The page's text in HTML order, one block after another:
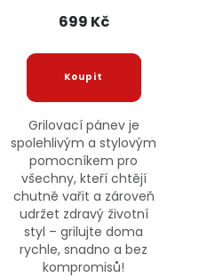
699 Kč
Grilovací pánev je
spolehlivým a stylovým
pomocníkem pro
všechny, kteří chtějí
chutně vařit a zároveň
udržet zdravý životní
styl – grilujte doma
rychle, snadno a bez
kompromisů!